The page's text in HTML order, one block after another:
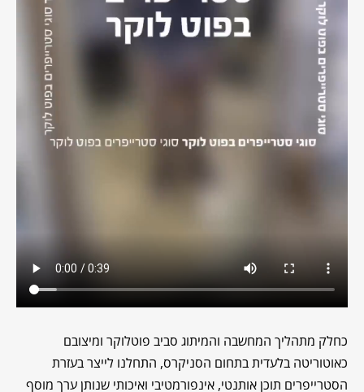
כחלק מתהליך המחשבה והמיתוג סביב פוטלוקר ומיצובם
כאוטוריטה בלעדית בתחום הסניקרס, התחלנו לייצר בעזרת
הסטרייפרים תוכן אותנטי, אינפורמטיבי ואיכותי שנותן ערך מוסף